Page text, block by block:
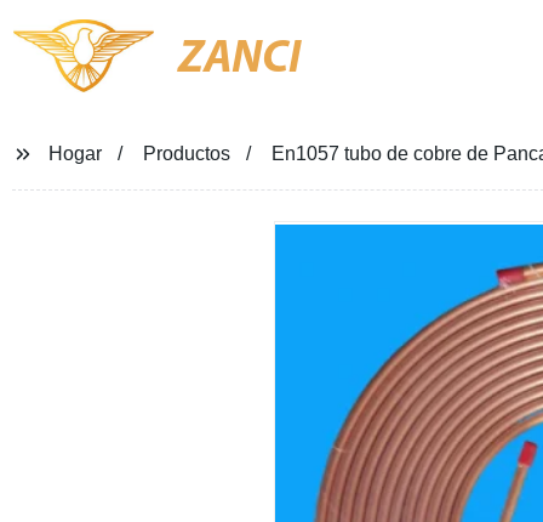
ZANCI
Hogar Productos En1057 tubo de cobre de